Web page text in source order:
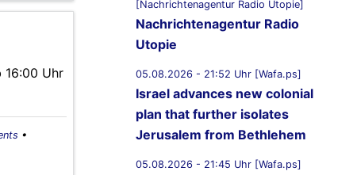
16:00 Uhr
•
[Nachrichtenagentur Radio Utopie]
Nachrichtenagentur Radio
Utopie
05.08.2026 - 21:52 Uhr [Wafa.ps]
Israel advances new colonial
plan that further isolates
Jerusalem from Bethlehem
05.08.2026 - 21:45 Uhr [Wafa.ps]